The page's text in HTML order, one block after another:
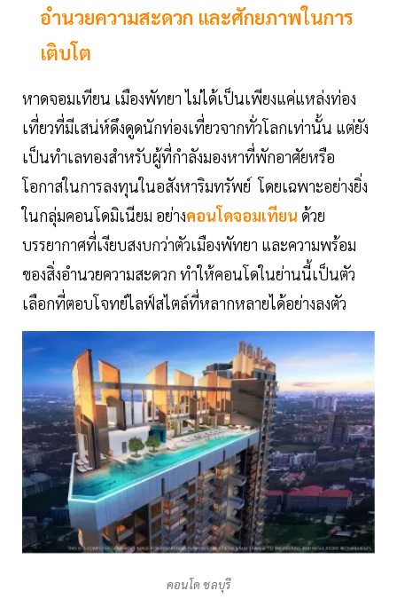
อำนวยความสะดวก และศักยภาพในการ
เติบโต
หาดจอมเทียน เมืองพัทยา ไม่ได้เป็นเพียงแค่แหล่งท่อง
เที่ยวที่มีเสน่ห์ดึงดูดนักท่องเที่ยวจากทั่วโลกเท่านั้น แต่ยัง
เป็นทำเลทองสำหรับผู้ที่กำลังมองหาที่พักอาศัยหรือ
โอกาสในการลงทุนในอสังหาริมทรัพย์ โดยเฉพาะอย่างยิ่ง
ในกลุ่มคอนโดมิเนียม อย่างคอนโดจอมเทียน ด้วย
บรรยากาศที่เงียบสงบกว่าตัวเมืองพัทยา และความพร้อม
ของสิ่งอำนวยความสะดวก ทำให้คอนโดในย่านนี้เป็นตัว
เลือกที่ตอบโจทย์ไลฟ์สไตล์ที่หลากหลายได้อย่างลงตัว
คอนโด ชลบุรี